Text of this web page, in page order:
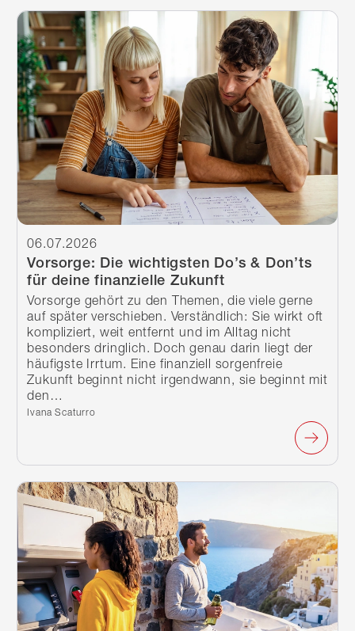
Vorsorge: Die wichtigsten Do’s & Don’ts
für deine finanzielle Zukunft
06.07.2026
Vorsorge gehört zu den Themen, die viele gerne
auf später verschieben. Verständlich: Sie wirkt oft
kompliziert, weit entfernt und im Alltag nicht
besonders dringlich. Doch genau darin liegt der
häufigste Irrtum. Eine finanziell sorgenfreie
Zukunft beginnt nicht irgendwann, sie beginnt mit
den…
Verfasst von:
Ivana Scaturro
Weiterlesen
Weiterlesen